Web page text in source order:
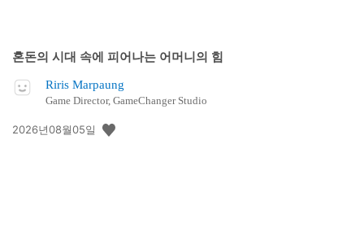
혼돈의 시대 속에 피어나는 어머니의 힘
Riris Marpaung
Game Director, GameChanger Studio
공
2026년08월05일